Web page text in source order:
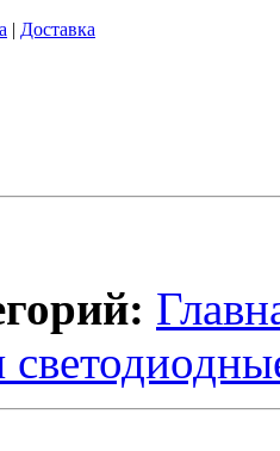
| Доставка